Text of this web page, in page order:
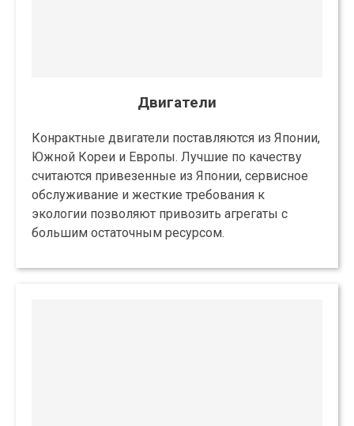
Двигатели
Конрактные двигатели поставляются из Японии,
Южной Кореи и Европы. Лучшие по качеству
считаются привезенные из Японии, сервисное
обслуживание и жесткие требования к
экологии позволяют привозить агрегаты с
большим остаточным ресурсом.